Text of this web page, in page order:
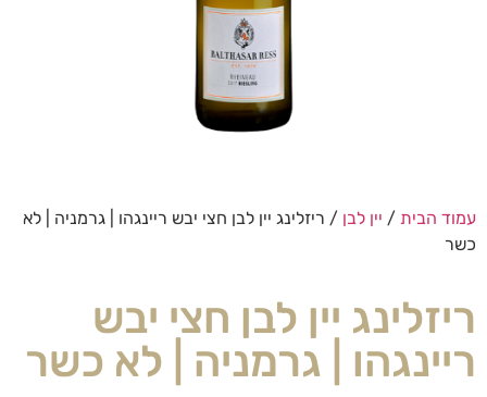
עמוד הבית / יין לבן / ריזלינג יין לבן חצי יבש ריינגהו | גרמניה | לא
כשר
ריזלינג יין לבן חצי יבש
ריינגהו | גרמניה | לא כשר